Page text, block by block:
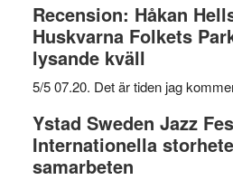
Recension: Håkan
Huskvarna Folkets
lysande kväll
5/5 07.20. Det är tiden jag
Ystad Sweden Jazz
Internationella
samarbeten